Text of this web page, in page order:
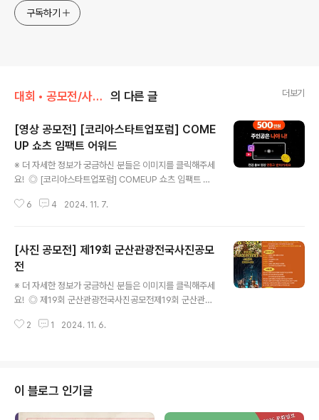
구독하기
대회 • 공모전/사진 • 영상 의 다른 글 더보기
[영상 공모전] [코리아스타트업포럼] COME
UP 쇼츠 임팩트 어워드
※ 더 자세한 정보가 궁금하신 분들은 이미지를 클릭해주세
요! ◎ [코리아스타트업포럼] COMEUP 쇼츠 임팩트 어
(1) 계정에 영상 업로드인스타그램에 필수 해시태그를 적
수해시태그)#컴업 #comeup #12월11일 #코엑스 #영
상공모전 #숏폼공모전 #릴스공모전 #스타트업 #창업 #
예비창업 #coex (2) 스모어 폼 작성스모어폼https://sm
ore.im/form/dRMIQ0eutY (3) 이메일 제출규격 : 풀H
형식 : MP4, AVI 등 SNS 게시 가능한 형..
6 4 2024. 11. 7.
[사진 공모전] 제19회 군산관광전국사진공모
전
※ 더 자세한 정보가 궁금하신 분들은 이미지를 클릭해주세
요! ◎ 제19회 군산관광전국사진공모전제19회 군산관광
(군산사계절, 고군산 열도, 은파호수공원 풍경, 금강하구언,
시화(동백), 시목(은행나무)를 표현한 작품 ◎ 출품자격전
국 사진애호가 (외국인 환영) ◎ 출 품 료1인당 2만원 ◎
출 품 수1인당 4점 이내 ◎ 작품규격11” X 14” 컬러 및 흑
2 1 2024. 11. 6.
이 블로그 인기글